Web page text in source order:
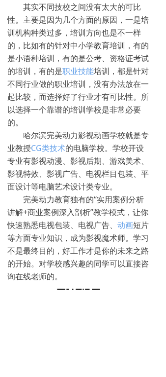
其实不同技校之间没有太大的可比
性。主要是因为几个方面的原因，一是培
训机构种类过多，培训方向也是不一样
的，比如有的针对中小学教育培训，有的
是小语种培训，有的是公考、资格证考试
的培训，有的是职业技能培训，都是针对
不同行业做的职业培训，没有办法放在一
起比较，而选择好了行业才有可比性。所
以选择一个靠谱的培训学校是非常必要
的。
哈尔滨完美动力影视动画学校就是专
业教授CG类技术的电脑学校。学校‌‌开设
专业有影视动漫、影视后期、游戏美术、
影视特效、影视广告、电视栏目包装、平
面设计等电脑艺术设计类专业。
完美动力教育独有的“实用案例分析
讲解+商业案例深入剖析”教学模式，让你
快速熟悉电视包装、电视广告、 动画短片
等方面专业知识，成为影视魔术师。学习
不是最终目的，好工作才是你的未来之路
的开始。对学校感兴趣的同学可以直接咨
询在线老师的。